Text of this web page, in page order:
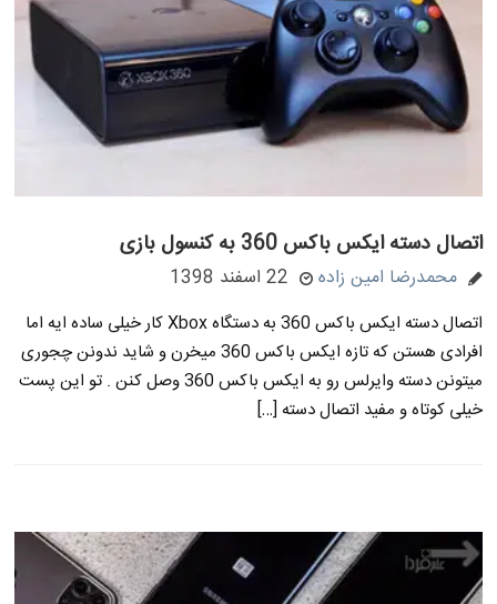
اتصال دسته ایکس باکس 360 به کنسول بازی
محمدرضا امین زاده 22 اسفند 1398
اتصال دسته ایکس باکس 360 به دستگاه Xbox کار خیلی ساده ایه اما
افرادی هستن که تازه ایکس باکس 360 میخرن و شاید ندونن چجوری
میتونن دسته وایرلس رو به ایکس باکس 360 وصل کنن . تو این پست
خیلی کوتاه و مفید اتصال دسته […]